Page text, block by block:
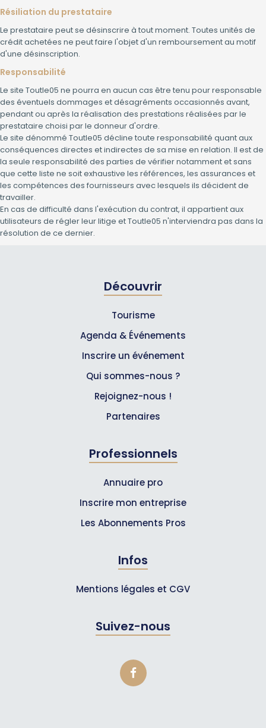
Résiliation du prestataire
Le prestataire peut se désinscrire à tout moment. Toutes unités de
crédit achetées ne peut faire l'objet d'un remboursement au motif
d'une désinscription.
Responsabilité
Le site Toutle05 ne pourra en aucun cas être tenu pour responsable
des éventuels dommages et désagréments occasionnés avant,
pendant ou après la réalisation des prestations réalisées par le
prestataire choisi par le donneur d'ordre.
Le site dénommé Toutle05 décline toute responsabilité quant aux
conséquences directes et indirectes de sa mise en relation. Il est de
la seule responsabilité des parties de vérifier notamment et sans
que cette liste ne soit exhaustive les références, les assurances et
les compétences des fournisseurs avec lesquels ils décident de
travailler.
En cas de difficulté dans l'exécution du contrat, il appartient aux
utilisateurs de régler leur litige et Toutle05 n'interviendra pas dans la
résolution de ce dernier.
Découvrir
Tourisme
Agenda & Événements
Inscrire un événement
Qui sommes-nous ?
Rejoignez-nous !
Partenaires
Professionnels
Annuaire pro
Inscrire mon entreprise
Les Abonnements Pros
Infos
Mentions légales et CGV
Suivez-nous